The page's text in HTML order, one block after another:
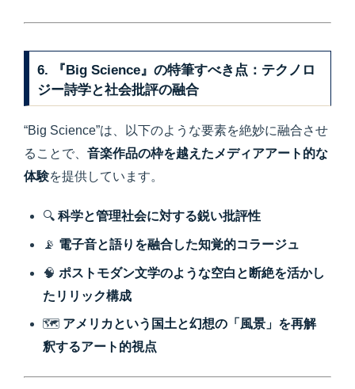
6. 『Big Science』の特筆すべき点：テクノロ
ジー詩学と社会批評の融合
“Big Science”は、以下のような要素を絶妙に融合させ
ることで、 音楽作品の枠を越えたメディアアート的な
体験を提供しています。
🔍科学と管理社会に対する鋭い批評性
📡 電子音と語りを融合した知覚的コラージュ
🧠ポストモダン文学のような空白と断絶を活かし
たリリック構成
🗺 アメリカという国土と幻想の「風景」を再解
釈するアート的視点